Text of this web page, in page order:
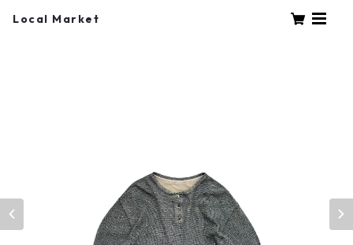
Local Market